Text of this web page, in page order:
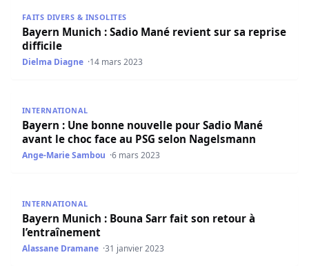
FAITS DIVERS & INSOLITES
Bayern Munich : Sadio Mané revient sur sa reprise
difficile
Dielma Diagne 14 mars 2023
INTERNATIONAL
Bayern : Une bonne nouvelle pour Sadio Mané
avant le choc face au PSG selon Nagelsmann
Ange-Marie Sambou 6 mars 2023
INTERNATIONAL
Bayern Munich : Bouna Sarr fait son retour à
l’entraînement
Alassane Dramane 31 janvier 2023